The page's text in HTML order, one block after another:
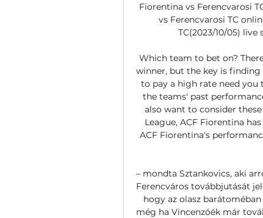
Fiorentina vs Ferencvarosi
vs Ferencvarosi TC
TC(2023/10/05)
Which team to bet on?
winner, but the key is
to pay a high rate need
the teams' past
also want to consider
League, ACF Fiorentina
ACF Fiorentina's
– mondta Sztankovics, aki
Ferencváros továbbjutását
hogy az olasz
még ha Vincenzóék már